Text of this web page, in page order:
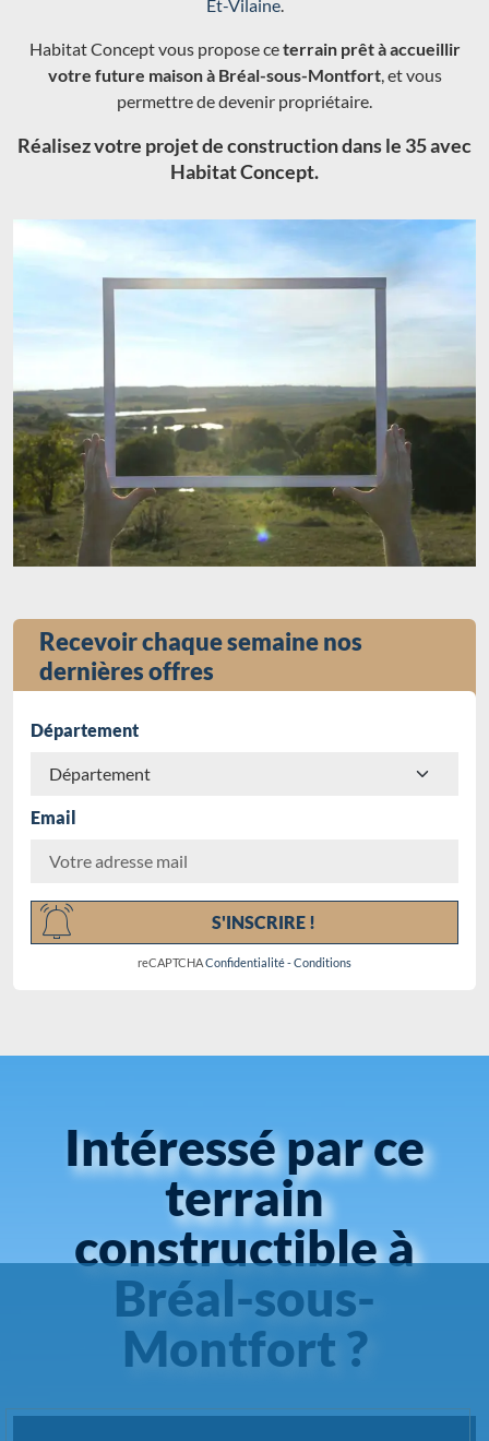
Et-Vilaine.
Habitat Concept vous propose ceterrain prêt à accueillir
votre future maison à Bréal-sous-Montfort, et vous
permettre de devenir propriétaire.
Réalisez votre projet de construction dans le 35 avec
Habitat Concept.
Recevoir chaque semaine nos
dernières offres
Département
Email
S'INSCRIRE !
reCAPTCHAConfidentialité-Conditions
Intéressé par ce
terrain
constructible à
Bréal-sous-
Montfort ?